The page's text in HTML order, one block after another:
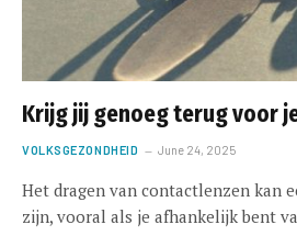
Krijg jij genoeg terug voor
VOLKSGEZONDHEID June 24, 2025
Het dragen van contactlenzen kan
zijn, vooral als je afhankelijk bent